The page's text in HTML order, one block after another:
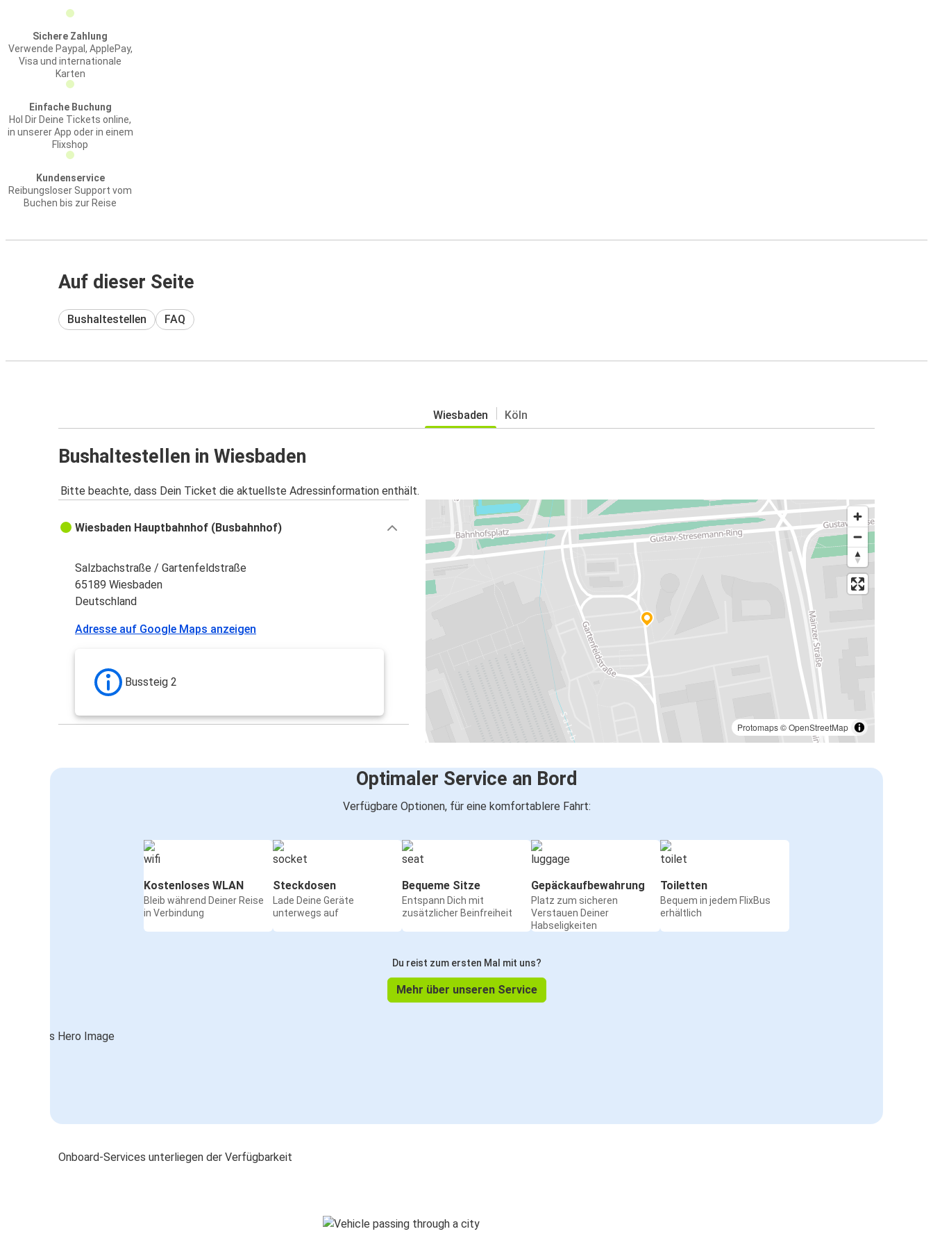
Sichere Zahlung
Verwende Paypal, ApplePay,
Visa und internationale
Karten
Einfache Buchung
Hol Dir Deine Tickets online,
in unserer App oder in einem
Flixshop
Kundenservice
Reibungsloser Support vom
Buchen bis zur Reise
Auf dieser Seite
Bushaltestellen FAQ
Wiesbaden Köln
Bushaltestellen in Wiesbaden
Bitte beachte, dass Dein Ticket die aktuellste Adressinformation enthält.
Protomaps©OpenStreetMap
Wiesbaden Hauptbahnhof (Busbahnhof)
Salzbachstraße / Gartenfeldstraße
65189 Wiesbaden
Deutschland
Adresse auf Google Maps anzeigen
Bussteig 2
Optimaler Service an Bord
Verfügbare Optionen, für eine komfortablere Fahrt:
Kostenloses WLAN
Bleib während Deiner Reise
in Verbindung
Steckdosen
Lade Deine Geräte
unterwegs auf
Bequeme Sitze
Entspann Dich mit
zusätzlicher Beinfreiheit
Gepäckaufbewahrung
Platz zum sicheren
Verstauen Deiner
Habseligkeiten
Toiletten
Bequem in jedem FlixBus
erhältlich
Du reist zum ersten Mal mit uns?
Mehr über unseren Service
Onboard-Services unterliegen der Verfügbarkeit